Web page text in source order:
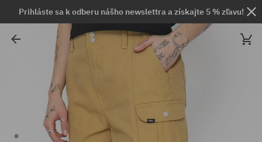
Prihláste sa k odberu nášho newslettra a získajte 5 % zľavu!